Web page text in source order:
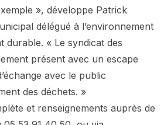
», développe Patrick
délégué à l’environnement
durable. « Le syndicat des
présent avec un escape
avec le public
des déchets. »
et renseignements auprès de